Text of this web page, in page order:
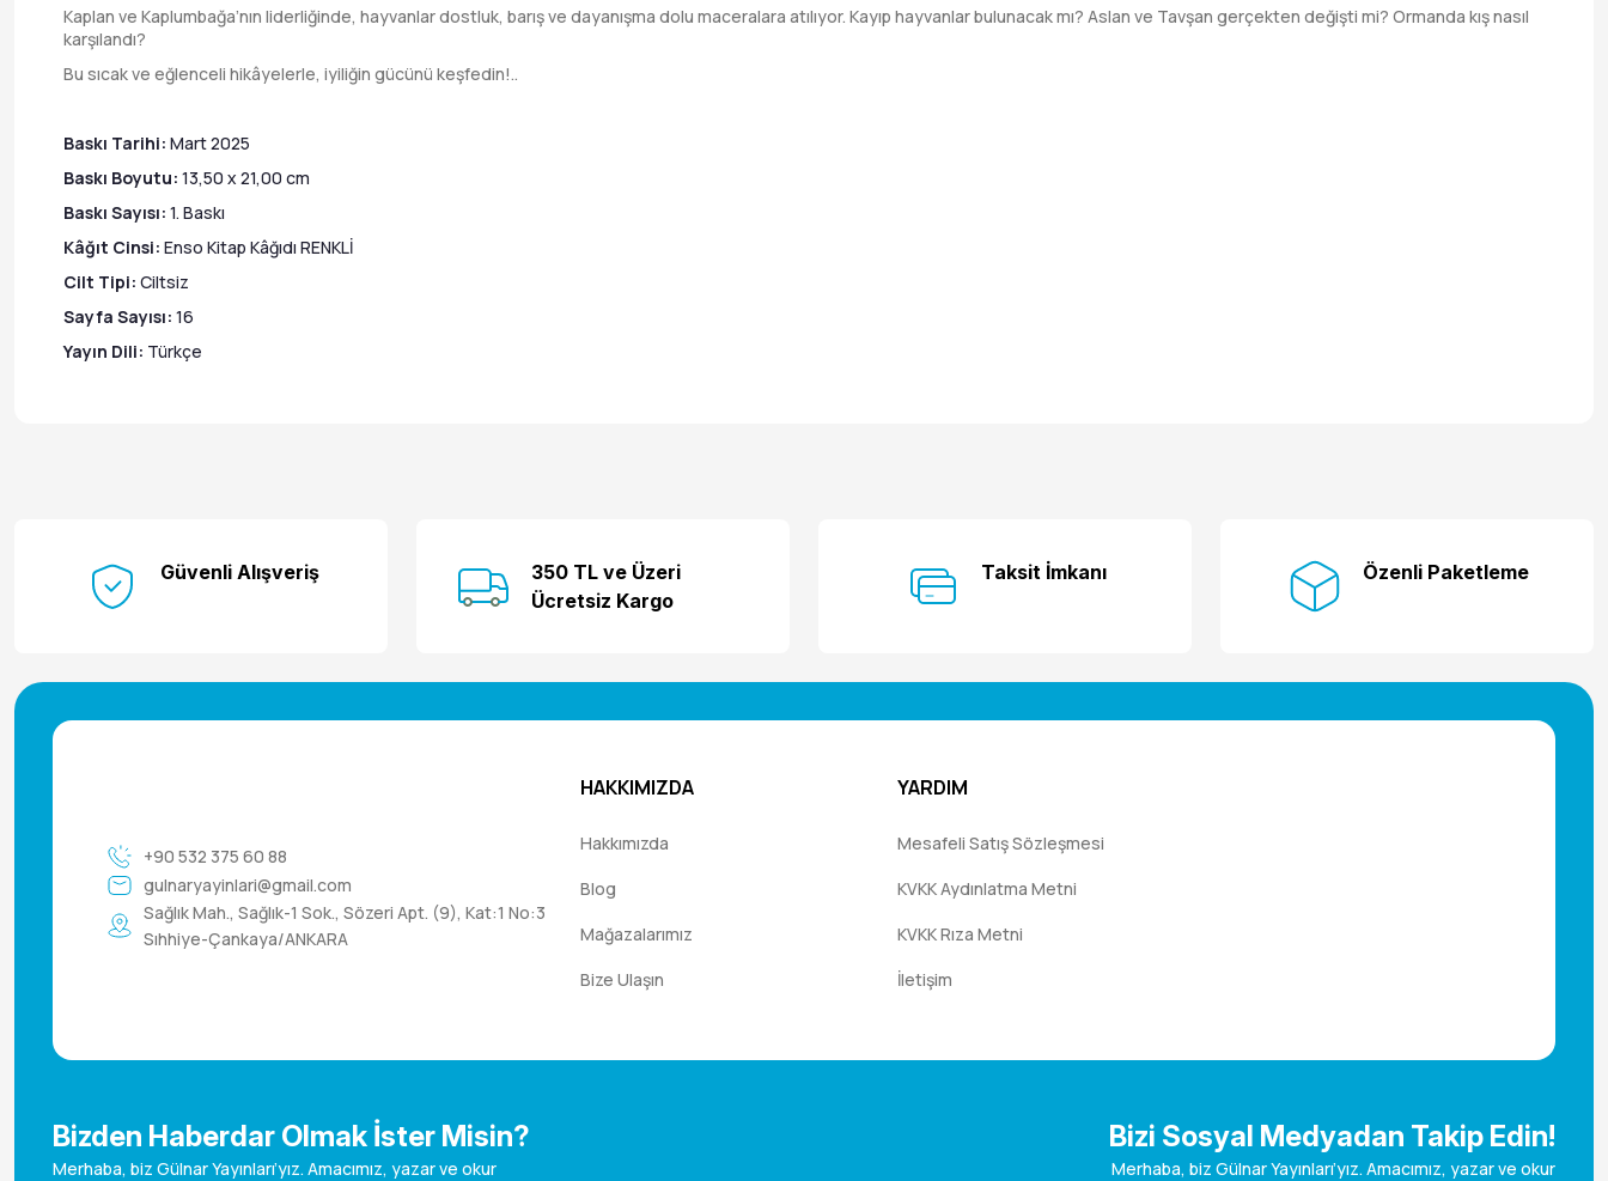
Kaplan ve Kaplumbağa’nın liderliğinde, hayvanlar dostluk, barış ve dayanışma dolu maceralara atılıyor. Kayıp hayvanlar bulunacak mı? Aslan ve Tavşan gerçekten değişti mi? Ormanda kış nasıl
karşılandı?
Bu sıcak ve eğlenceli hikâyelerle, iyiliğin gücünü keşfedin!..
Baskı Tarihi: Mart 2025
Baskı Boyutu: 13,50 x 21,00 cm
Baskı Sayısı: 1. Baskı
Kâğıt Cinsi: Enso Kitap Kâğıdı RENKLİ
Cilt Tipi: Ciltsiz
Sayfa Sayısı: 16
Yayın Dili: Türkçe
Güvenli Alışveriş
350 TL ve Üzeri
Ücretsiz Kargo
Taksit İmkanı Özenli Paketleme
+90 532 375 60 88
gulnaryayinlari@gmail.com
Sağlık Mah., Sağlık-1 Sok., Sözeri Apt. (9), Kat:1 No:3
Sıhhiye-Çankaya/ANKARA
HAKKIMIZDA
Hakkımızda
Blog
Mağazalarımız
Bize Ulaşın
YARDIM
Mesafeli Satış Sözleşmesi
KVKK Aydınlatma Metni
KVKK Rıza Metni
İletişim
Bizden Haberdar Olmak İster Misin?
Merhaba, biz Gülnar Yayınları’yız. Amacımız, yazar ve okur
Bizi Sosyal Medyadan Takip Edin!
Merhaba, biz Gülnar Yayınları’yız. Amacımız, yazar ve okur